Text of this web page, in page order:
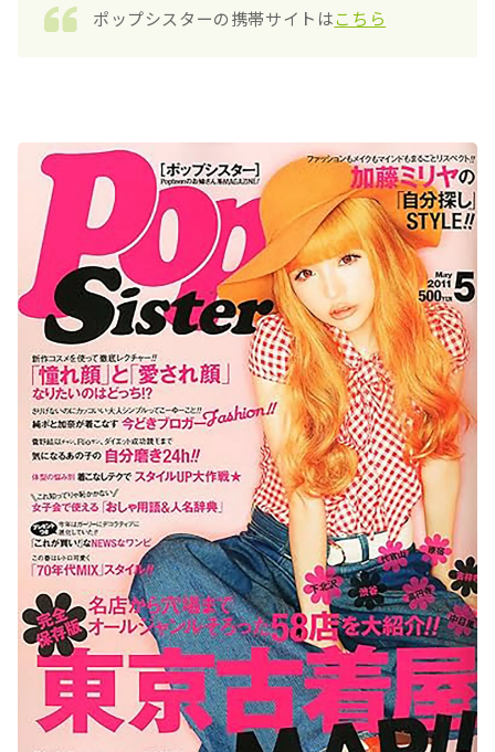
ポップシスターの携帯サイトはこちら